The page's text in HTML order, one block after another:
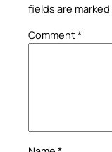
fields are marked
Comment*